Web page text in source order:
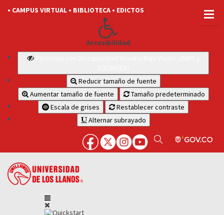
• CAMPUS VIRTUAL • BIBLIOTECA • EDICTOS
Accesibilidad
Reducir tamaño de fuente
Aumentar tamaño de fuente
Tamaño predeterminado
Escala de grises
Restablecer contraste
Alternar subrayado